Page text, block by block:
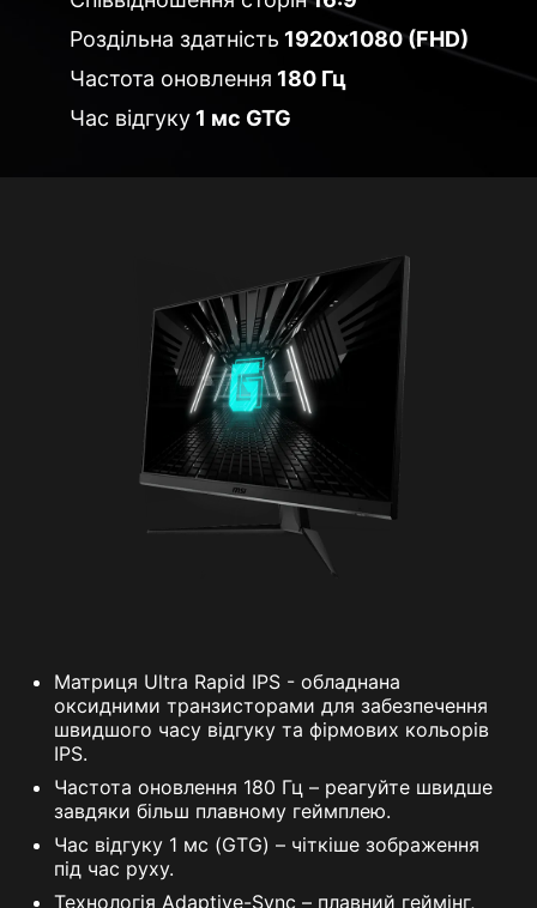
Співвідношення сторін 16:9
Роздільна здатність 1920x1080 (FHD)
Частота оновлення180 Гц
Матриця Ultra Rapid IPS - обладнана
оксидними транзисторами для забезпечення
швидшого часу відгуку та фірмових кольорів
IPS.
Частота оновлення 180 Гц – реагуйте швидше
завдяки більш плавному геймплею.
Час відгуку 1 мс (GTG) – чіткіше зображення
під час руху.